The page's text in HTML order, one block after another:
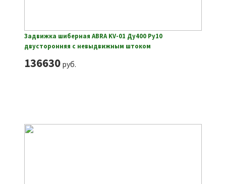
Задвижка шиберная ABRA KV-01 Ду400 Ру10
двусторонняя с невыдвижным штоком
136630руб.